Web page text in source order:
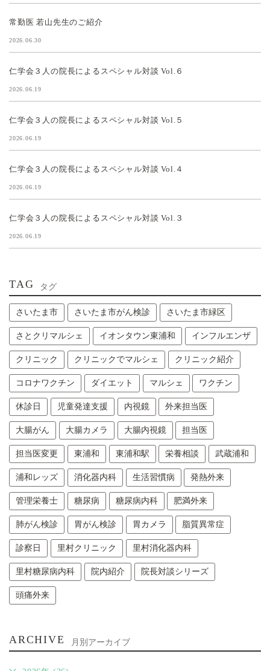
常勤医 若山先生のご紹介
2026.06.30
仁学会３人の院長によるスペシャル対談 Vol.６
2026.06.19
仁学会３人の院長によるスペシャル対談 Vol.５
2026.06.19
仁学会３人の院長によるスペシャル対談 Vol.４
2026.06.19
仁学会３人の院長によるスペシャル対談 Vol.３
2026.06.19
TAG タグ
さいたま市 さいたま市がん検診 さいたま市緑区
さとクリマルシェ イオンタウン東浦和 インフルエンザ
クリニック クリニックでマルシェ クリニック紹介
コロナワクチン ダイエット マルシェ ワクチン
休診日 児童発達支援 内視鏡 外来担当医
大腸がん 大腸カメラ 大腸内視鏡 担当医
担当医変更 東浦和 東浦和駅 栄養相談 武蔵浦和
浦和レッズ 消化器内科 生活習慣病 発熱外来
管理栄養士 糖尿病 糖尿病内科 肥満外来
肺がん検診 胃がん検診 胃カメラ 脂質異常症
診察日 里村クリニック 里村消化器内科
里村糖尿病内科 院内紹介 院長対談シリーズ
頭痛外来
ARCHIVE 月別アーカイブ